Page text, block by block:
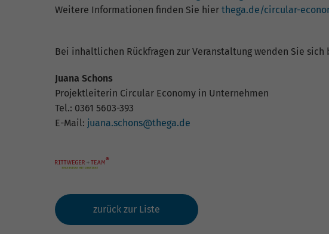
Weitere Informationen finden Sie hier thega.de/circular-
Bei inhaltlichen Rückfragen zur Veranstaltung wenden Sie sich
Juana Schons
Projektleiterin Circular Economy in Unternehmen
Tel.: 0361 5603-393
E-Mail: juana.schons@thega.de
zurück zur Liste